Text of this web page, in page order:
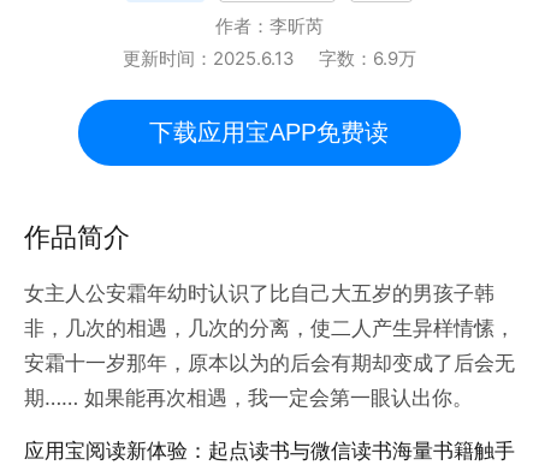
作者： 李昕芮
更新时间： 2025.6.13 字数： 6.9万
下载应用宝APP免费读
作品简介
女主人公安霜年幼时认识了比自己大五岁的男孩子韩
非，几次的相遇，几次的分离，使二人产生异样情愫，
安霜十一岁那年，原本以为的后会有期却变成了后会无
期…… 如果能再次相遇，我一定会第一眼认出你。
应用宝阅读新体验：起点读书与微信读书海量书籍触手